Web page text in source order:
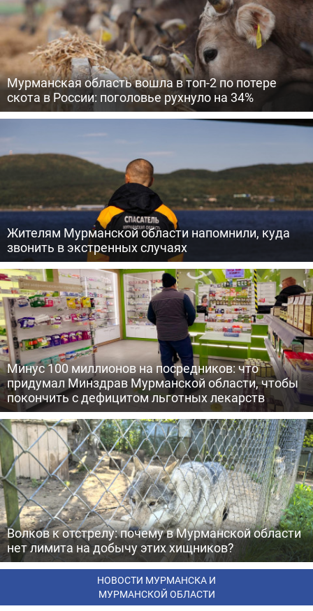
Мурманская область вошла в топ-2 по потере
скота в России: поголовье рухнуло на 34%
Жителям Мурманской области напомнили, куда
звонить в экстренных случаях
Минус 100 миллионов на посредников: что
придумал Минздрав Мурманской области, чтобы
покончить с дефицитом льготных лекарств
Волков к отстрелу: почему в Мурманской области
нет лимита на добычу этих хищников?
НОВОСТИ МУРМАНСКА И
МУРМАНСКОЙ ОБЛАСТИ